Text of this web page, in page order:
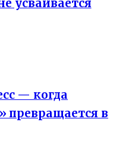
усваивается
— когда
превращается в